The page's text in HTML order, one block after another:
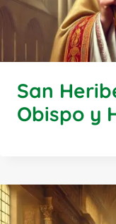
San
Obispo y